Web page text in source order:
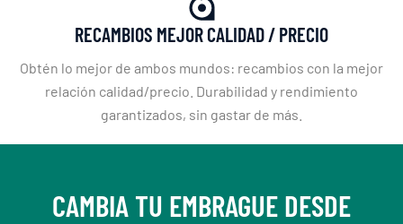
RECAMBIOS MEJOR CALIDAD / PRECIO
Obtén lo mejor de ambos mundos: recambios con la mejor
relación calidad/precio. Durabilidad y rendimiento
garantizados, sin gastar de más.
CAMBIA TU EMBRAGUE DESDE